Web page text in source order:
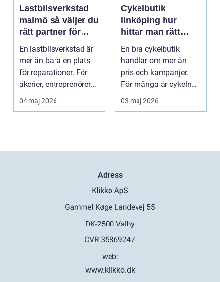
Lastbilsverkstad
malmö så väljer du
rätt partner för
tunga fordon
En lastbilsverkstad är
mer än bara en plats
för reparationer. För
åkerier, entreprenörer
och företag...
04 maj 2026
Cykelbutik
linköping hur
hittar man rätt
cykel och rätt
service?
En bra cykelbutik
handlar om mer än
pris och kampanjer.
För många är cykeln
ett vardagsfordon, ett
03 maj 2026
Adress
web:
www.klikko.dk